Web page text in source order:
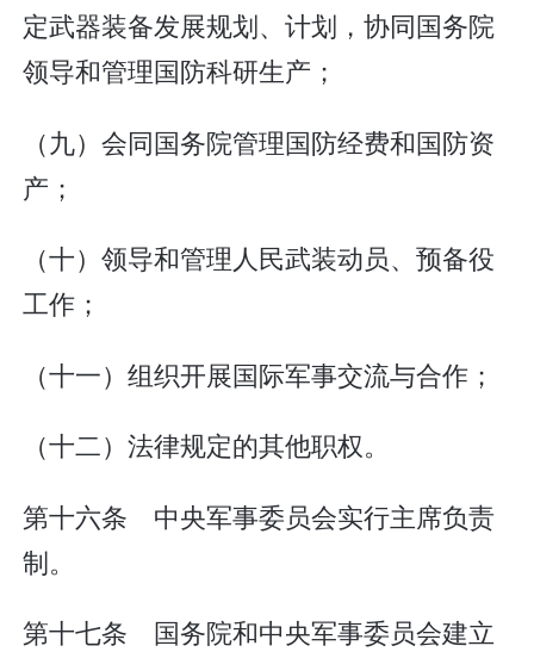
定武器装备发展规划、计划，协同国务院
领导和管理国防科研生产；
（九）会同国务院管理国防经费和国防资
产；
（十）领导和管理人民武装动员、预备役
工作；
（十一）组织开展国际军事交流与合作；
（十二）法律规定的其他职权。
第十六条 中央军事委员会实行主席负责
制。
第十七条 国务院和中央军事委员会建立